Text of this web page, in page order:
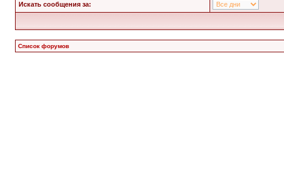
Искать сообщения за:
Список форумов